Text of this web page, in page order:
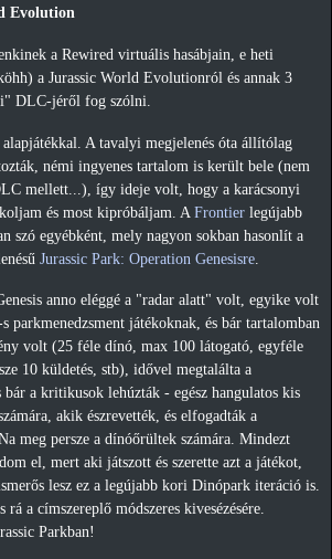
Evolution
a Rewired virtuális hasábjain, e heti
a Jurassic World Evolutionról és annak 3
DLC-jéről fog szólni.
A tavalyi megjelenés óta állítólag
némi ingyenes tartalom is került bele (nem
mellett...), így ideje volt, hogy a karácsonyi
és most kipróbáljam. A Frontier legújabb
szó egyébként, mely nagyon sokban hasonlít a
Jurassic Park: Operation Genesisre
anno eléggé a "radar alatt" volt, egyike volt
parkmenedzsment játékoknak, és bár tartalomban
volt (25 féle dínó, max 100 látogató, egyféle
10 küldetés, stb), idővel megtalálta a
bár a kritikusok lehúzták - egész hangulatos kis
akik észrevették, és elfogadták a
meg persze a dínóőrültek számára. Mindezt
el, mert aki játszott és szerette azt a játékot,
lesz ez a legújabb kori Dinópark iteráció is.
rá a címszereplő módszeres kivesézésére.
Parkban!